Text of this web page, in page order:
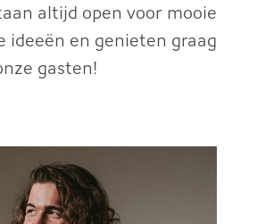
altijd open voor mooie
ideeën en genieten graag
gasten!